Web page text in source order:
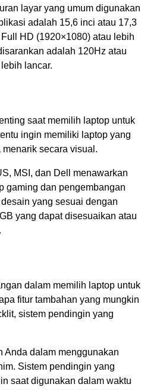
layar yang umum digunakan
adalah 15,6 inci atau 17,3
HD (1920×1080) atau lebih
adalah 120Hz atau
lancar.
saat memilih laptop untuk
ingin memiliki laptop yang
secara visual.
MSI, dan Dell menawarkan
gaming dan pengembangan
yang sesuai dengan
yang dapat disesuaikan atau
dalam memilih laptop untuk
fitur tambahan yang mungkin
sistem pendingin yang
Anda dalam menggunakan
Sistem pendingin yang
saat digunakan dalam waktu